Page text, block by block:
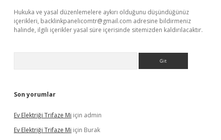
Hukuka ve yasal düzenlemelere aykırı olduğunu düşündüğünüz
içerikleri, backlinkpanelicomtr@gmail.com adresine bildirmeniz
halinde, ilgili içerikler yasal süre içerisinde sitemizden kaldırılacaktır.
Son yorumlar
Ev Elektriği Trifaze Mi için admin
Ev Elektriği Trifaze Mi için Burak